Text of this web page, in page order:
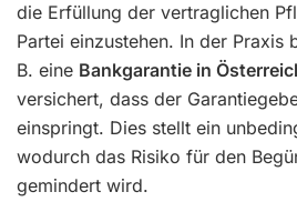
die Erfüllung der vertraglichen
Partei einzustehen. In der Praxis
B. eine Bankgarantie in
versichert, dass der
einspringt. Dies stellt ein
wodurch das Risiko für den
gemindert wird.